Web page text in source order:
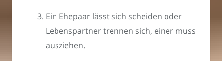
Ein Ehepaar lässt sich scheiden oder
Lebenspartner trennen sich, einer muss
ausziehen.